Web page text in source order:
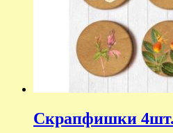
Скрапфишки